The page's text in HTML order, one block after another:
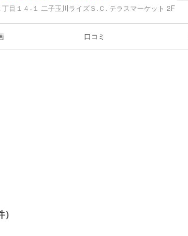
目１４-１ 二子玉川ライズＳ.Ｃ. テラスマーケット 2F
口コミ